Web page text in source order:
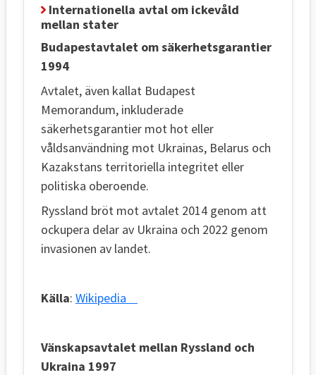
Internationella avtal om ickevåld
mellan stater
Budapestavtalet om säkerhetsgarantier
1994
Avtalet, även kallat Budapest
Memorandum, inkluderade
säkerhetsgarantier mot hot eller
våldsanvändning mot Ukrainas, Belarus och
Kazakstans territoriella integritet eller
politiska oberoende.
Ryssland bröt mot avtalet 2014 genom att
ockupera delar av Ukraina och 2022 genom
invasionen av landet.
Källa: Wikipedia
Vänskapsavtalet mellan Ryssland och
Ukraina 1997